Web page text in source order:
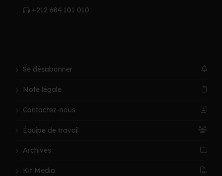
+212 684 101 010
Se désabonner
Note légale
Contactez-nous
Équipe de travail
Archives
Kit Media